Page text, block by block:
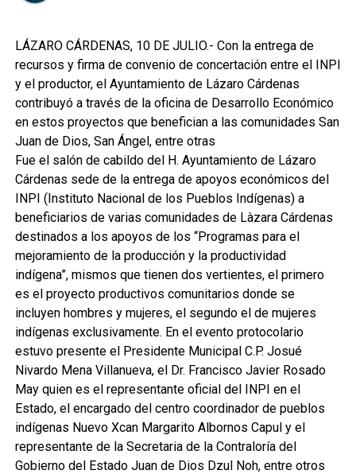
LÁZARO CÁRDENAS, 10 DE JULIO.- Con la entrega de
recursos y firma de convenio de concertación entre el INPI
y el productor, el Ayuntamiento de Lázaro Cárdenas
contribuyó a través de la oficina de Desarrollo Económico
en estos proyectos que benefician a las comunidades San
Juan de Dios, San Ángel, entre otras
Fue el salón de cabildo del H. Ayuntamiento de Lázaro
Cárdenas sede de la entrega de apoyos económicos del
INPI (Instituto Nacional de los Pueblos Indígenas) a
beneficiarios de varias comunidades de Làzara Cárdenas
destinados a los apoyos de los “Programas para el
mejoramiento de la producción y la productividad
indígena”, mismos que tienen dos vertientes, el primero
es el proyecto productivos comunitarios donde se
incluyen hombres y mujeres, el segundo el de mujeres
indígenas exclusivamente. En el evento protocolario
estuvo presente el Presidente Municipal C.P. Josué
Nivardo Mena Villanueva, el Dr. Francisco Javier Rosado
May quien es el representante oficial del INPI en el
Estado, el encargado del centro coordinador de pueblos
indígenas Nuevo Xcan Margarito Albornos Capul y el
representante de la Secretaria de la Contraloría del
Gobierno del Estado Juan de Dios Dzul Noh, entre otros